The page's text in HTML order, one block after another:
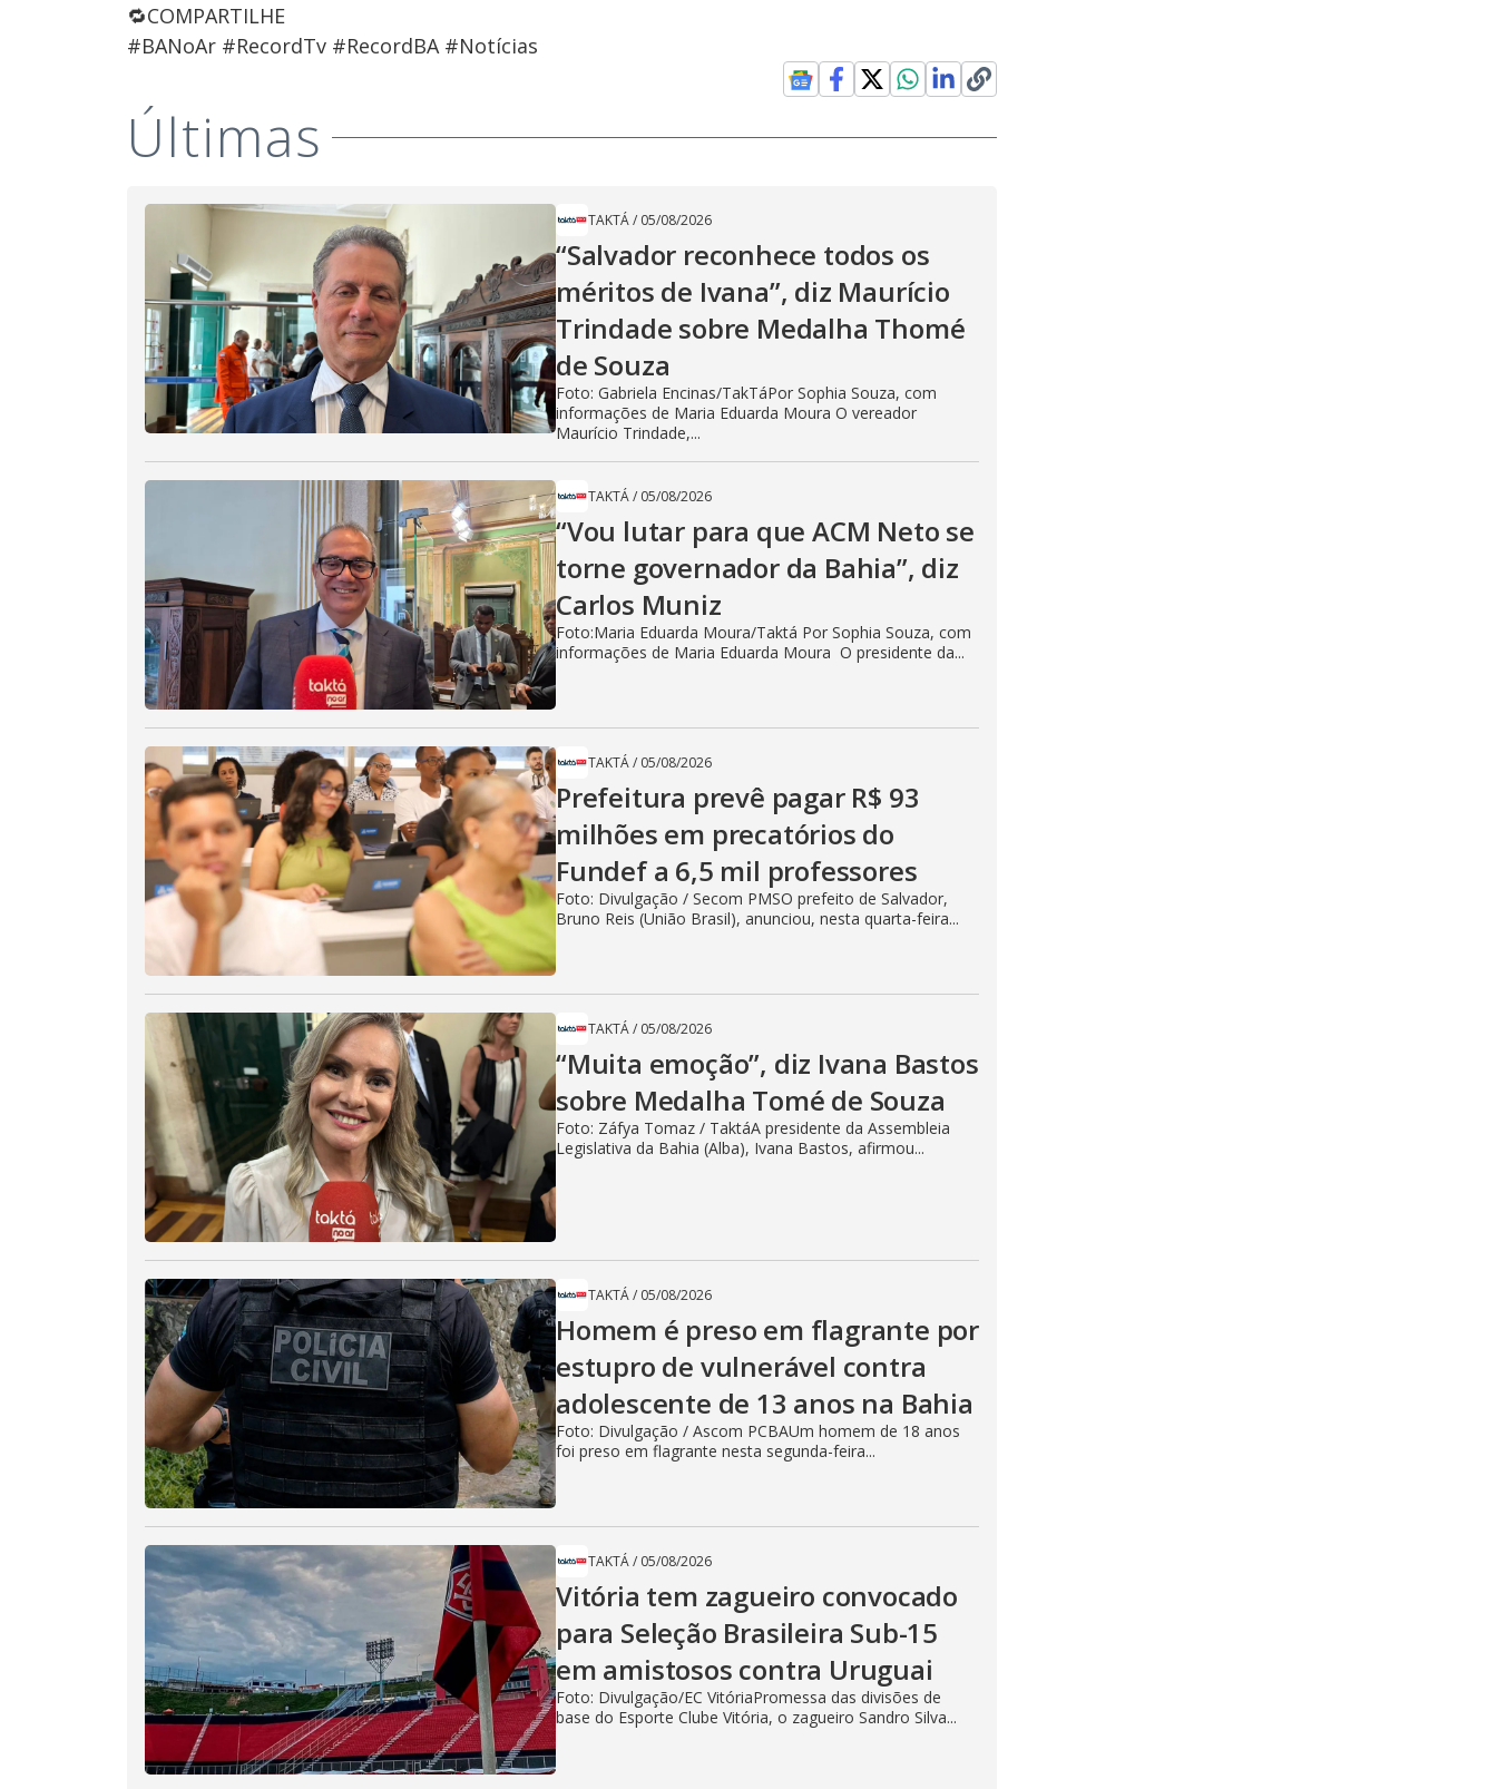
🔁COMPARTILHE
#BANoAr #RecordTv #RecordBA #Notícias
Últimas
TAKTÁ/ 05/08/2026
“Salvador reconhece todos os
méritos de Ivana”, diz Maurício
Trindade sobre Medalha Thomé
de Souza
Foto: Gabriela Encinas/TakTáPor Sophia Souza, com
informações de Maria Eduarda Moura O vereador
Maurício Trindade,...
TAKTÁ/ 05/08/2026
“Vou lutar para que ACM Neto se
torne governador da Bahia”, diz
Carlos Muniz
Foto:Maria Eduarda Moura/Taktá Por Sophia Souza, com
informações de Maria Eduarda Moura O presidente da...
TAKTÁ/ 05/08/2026
Prefeitura prevê pagar R$ 93
milhões em precatórios do
Fundef a 6,5 mil professores
Foto: Divulgação / Secom PMSO prefeito de Salvador,
Bruno Reis (União Brasil), anunciou, nesta quarta-feira...
TAKTÁ/ 05/08/2026
“Muita emoção”, diz Ivana Bastos
sobre Medalha Tomé de Souza
Foto: Záfya Tomaz / TaktáA presidente da Assembleia
Legislativa da Bahia (Alba), Ivana Bastos, afirmou...
TAKTÁ/ 05/08/2026
Homem é preso em flagrante por
estupro de vulnerável contra
adolescente de 13 anos na Bahia
Foto: Divulgação / Ascom PCBAUm homem de 18 anos
foi preso em flagrante nesta segunda-feira...
TAKTÁ/ 05/08/2026
Vitória tem zagueiro convocado
para Seleção Brasileira Sub-15
em amistosos contra Uruguai
Foto: Divulgação/EC VitóriaPromessa das divisões de
base do Esporte Clube Vitória, o zagueiro Sandro Silva...